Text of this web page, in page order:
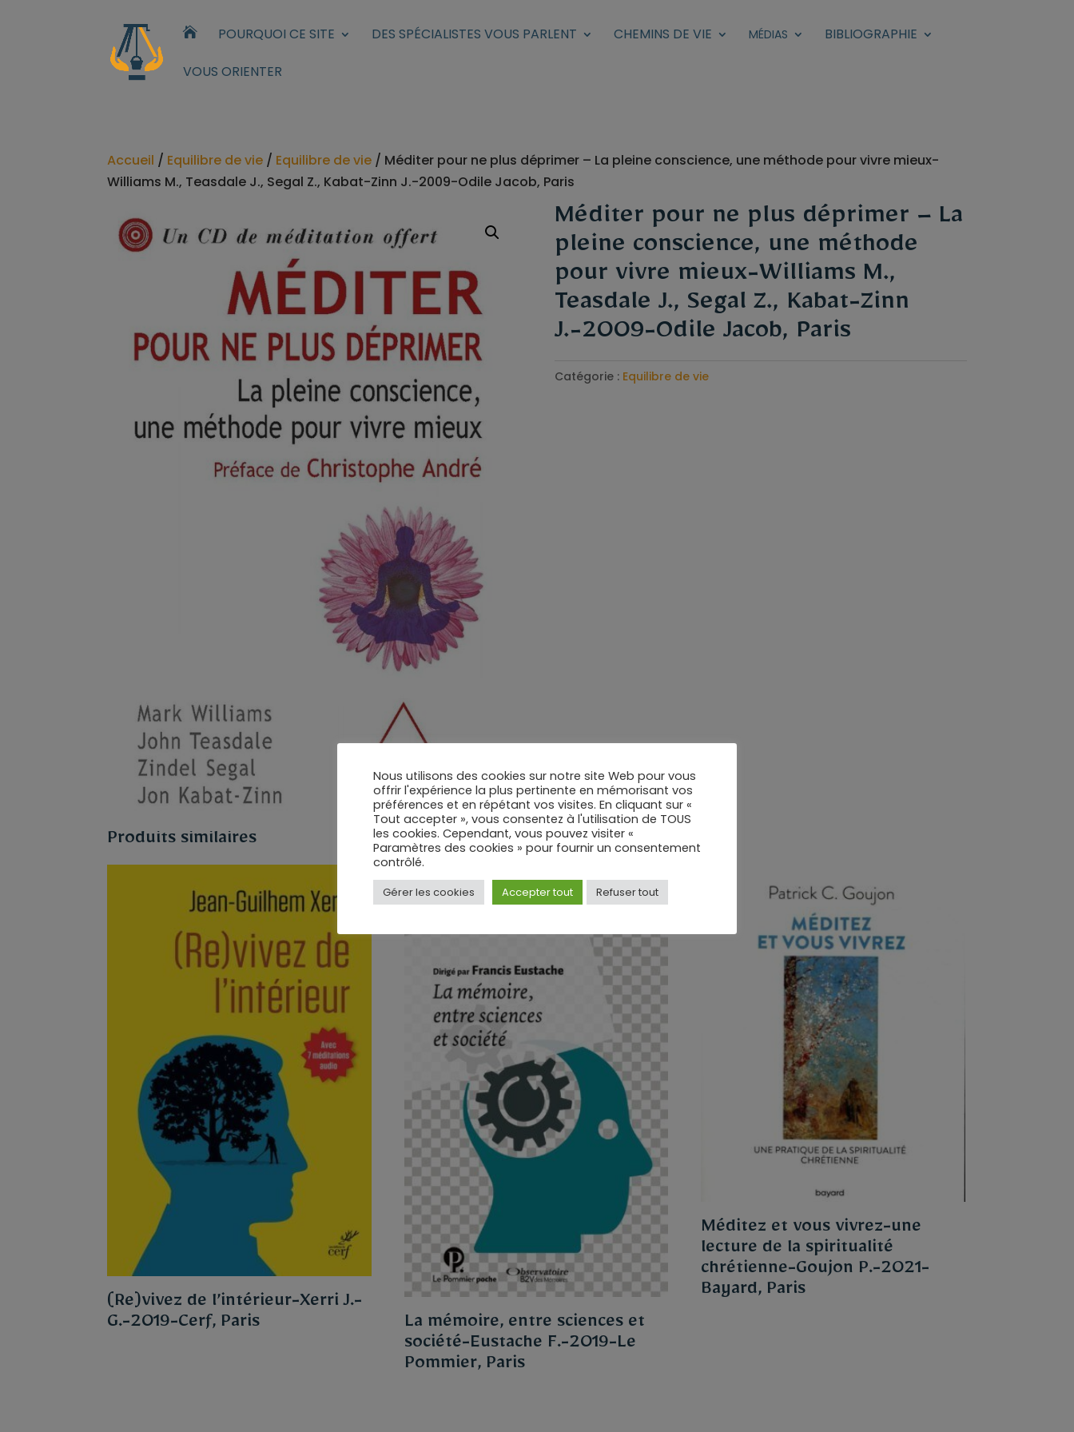
 POURQUOI CE SITE DES SPÉCIALISTES VOUS PARLENT CHEMINS DE VIE MÉDIAS BIBLIOGRAPHIE
VOUS ORIENTER
Accueil / Equilibre de vie / Equilibre de vie / Méditer pour ne plus déprimer – La pleine conscience, une méthode pour vivre mieux-
Williams M., Teasdale J., Segal Z., Kabat-Zinn J.-2009-Odile Jacob, Paris
Méditer pour ne plus déprimer – La
pleine conscience, une méthode
pour vivre mieux-Williams M.,
Teasdale J., Segal Z., Kabat-Zinn
J.-2009-Odile Jacob, Paris
Catégorie : Equilibre de vie
Produits similaires
(Re)vivez de l’intérieur-Xerri J.-
G.-2019-Cerf, Paris
La mémoire, entre sciences et
société-Eustache F.-2019-Le
Pommier, Paris
Méditez et vous vivrez-une
lecture de la spiritualité
chrétienne-Goujon P.-2021-
Bayard, Paris
Nous utilisons des cookies sur notre site Web pour vous
offrir l'expérience la plus pertinente en mémorisant vos
préférences et en répétant vos visites. En cliquant sur «
Tout accepter », vous consentez à l'utilisation de TOUS
les cookies. Cependant, vous pouvez visiter «
Paramètres des cookies » pour fournir un consentement
contrôlé.
Gérer les cookies Accepter tout Refuser tout